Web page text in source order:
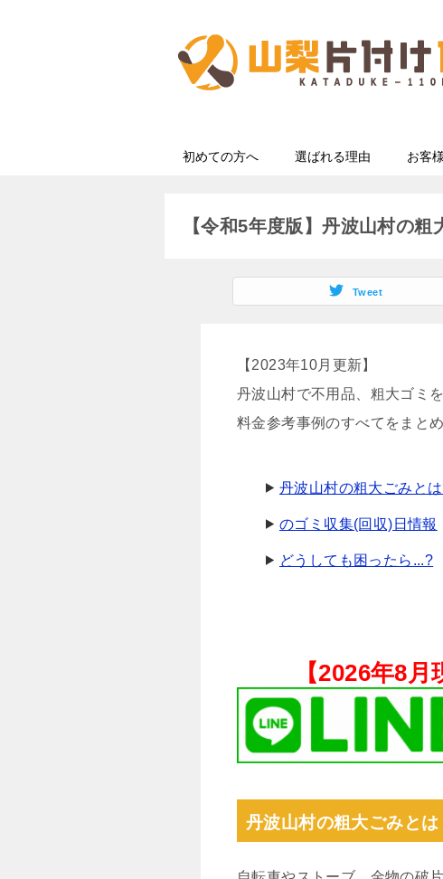
初めての方へ 選ばれる理由 お客
【令和5年度版】丹波山村の
Tweet
【2023年10月更新】
丹波山村で不用品、粗大ゴミ
料金参考事例のすべてをまと
丹波山村の粗大ごみと
のゴミ収集(回収)日情報
どうしても困ったら...?
【2026年8月
丹波山村の粗大ごみとは